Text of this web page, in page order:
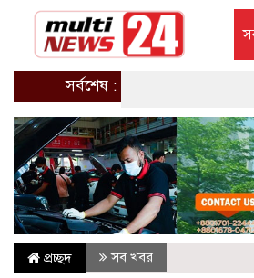
সর্বশেষ :
প্রচ্ছদ সব খবর